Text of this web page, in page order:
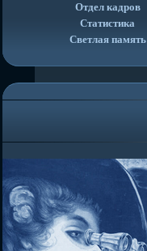
Отдел кадров
Статистика
Светлая память